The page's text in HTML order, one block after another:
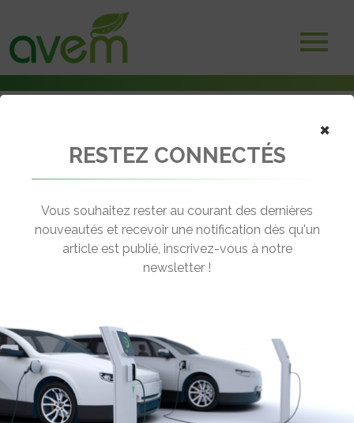
Dans un marché morose, les véhicules électriques ne brillent pas en
← Revenir aux actualités
DANS UN MARCHÉ MOROSE, LES
VÉHICULES ÉLECTRIQUES NE
BRILLENT PAS EN JUILLET
Rédigé par Emmanuel Maumon le 05 Août 2024 à 06:00
0 commentaires
×
RESTEZ CONNECTÉS
Vous souhaitez rester au courant des dernières
nouveautés et recevoir une notification dès qu'un
article est publié, inscrivez-vous à notre
newsletter !